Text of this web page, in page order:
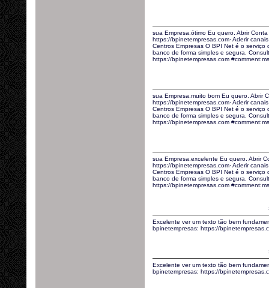
sua Empresa.ótimo Eu quero. Abrir
https://bpinetempresas.com· Aderir
Centros Empresas O BPI Net é o
banco de forma simples e segura.
https://bpinetempresas.com
sua Empresa.muito bom Eu quero. Abrir
https://bpinetempresas.com· Aderir
Centros Empresas O BPI Net é o
banco de forma simples e segura.
https://bpinetempresas.com
sua Empresa.excelente Eu quero. Abrir
https://bpinetempresas.com· Aderir
Centros Empresas O BPI Net é o
banco de forma simples e segura.
https://bpinetempresas.com
Excelente ver um texto tão bem
bpinetempresas: https://
Excelente ver um texto tão bem
bpinetempresas: https://